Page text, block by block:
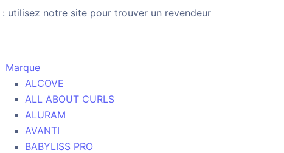
: utilisez notre site pour trouver un revendeur
Marque
ALCOVE
ALL ABOUT CURLS
ALURAM
AVANTI
BABYLISS PRO